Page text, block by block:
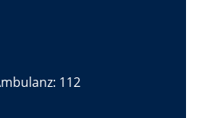
112